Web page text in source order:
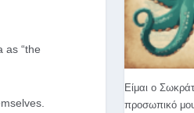
as “the
Είμαι ο
προσωπικό